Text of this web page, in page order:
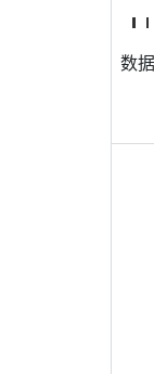
数